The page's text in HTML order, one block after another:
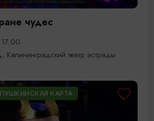
чудес
Калининградский театр эстрады
ПУШКИНСКАЯ КАРТА